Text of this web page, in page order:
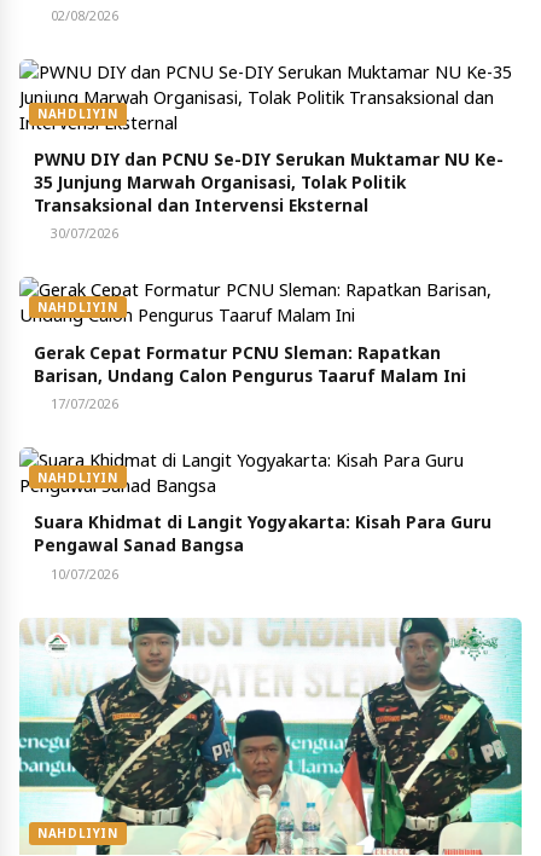
02/08/2026
NAHDLIYIN
PWNU DIY dan PCNU Se-DIY Serukan Muktamar NU Ke-
35 Junjung Marwah Organisasi, Tolak Politik
Transaksional dan Intervensi Eksternal
30/07/2026
NAHDLIYIN
Gerak Cepat Formatur PCNU Sleman: Rapatkan
Barisan, Undang Calon Pengurus Taaruf Malam Ini
17/07/2026
NAHDLIYIN
Suara Khidmat di Langit Yogyakarta: Kisah Para Guru
Pengawal Sanad Bangsa
10/07/2026
NAHDLIYIN